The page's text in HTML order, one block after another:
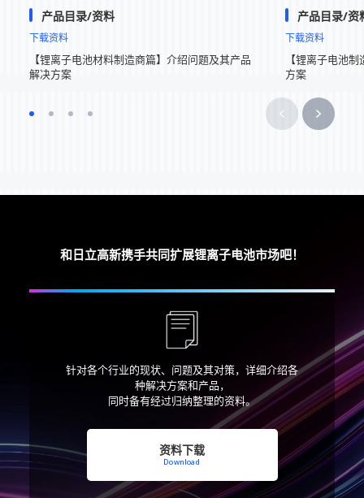
产品目录/资料
下载资料
【锂离子电池材料制造商篇】介绍问题及其产品
解决方案
产品目录/资
下载资料
【锂离子电池
方案
和日立高新携手共同扩展锂离子电池市场吧！
针对各个行业的现状、问题及其对策， 详细介绍各
种解决方案和产品，
同时备有经过归纳整理的资料。
资料下载
Download